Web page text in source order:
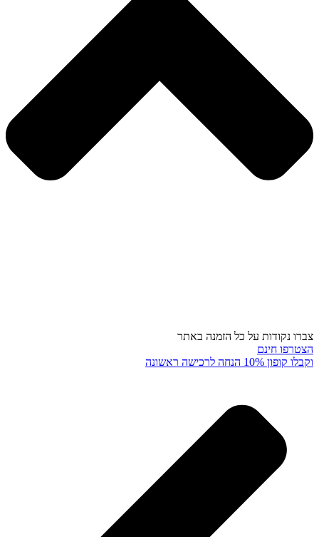
צברו נקודות על כל הזמנה באתר
הצטרפו חינם
וקבלו קופון 10% הנחה לרכישה ראשונה